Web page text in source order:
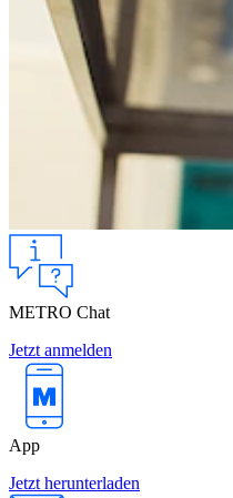
METRO Chat
Jetzt anmelden
App
Jetzt herunterladen